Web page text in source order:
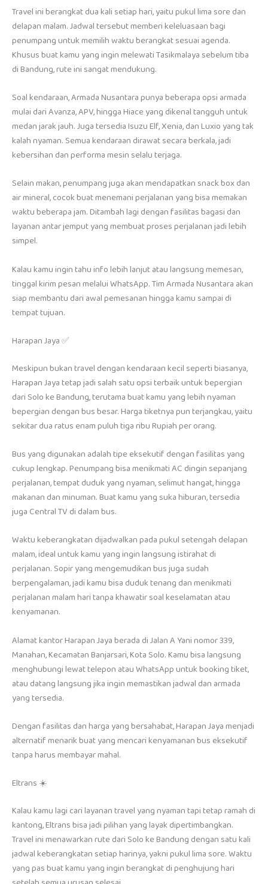
Travel ini berangkat dua kali setiap hari, yaitu pukul lima sore dan
delapan malam. Jadwal tersebut memberi keleluasaan bagi
penumpang untuk memilih waktu berangkat sesuai agenda.
Khusus buat kamu yang ingin melewati Tasikmalaya sebelum tiba
di Bandung, rute ini sangat mendukung.
Soal kendaraan, Armada Nusantara punya beberapa opsi armada
mulai dari Avanza, APV, hingga Hiace yang dikenal tangguh untuk
medan jarak jauh. Juga tersedia Isuzu Elf, Xenia, dan Luxio yang tak
kalah nyaman. Semua kendaraan dirawat secara berkala, jadi
kebersihan dan performa mesin selalu terjaga.
Selain makan, penumpang juga akan mendapatkan snack box dan
air mineral, cocok buat menemani perjalanan yang bisa memakan
waktu beberapa jam. Ditambah lagi dengan fasilitas bagasi dan
layanan antar jemput yang membuat proses perjalanan jadi lebih
simpel.
Kalau kamu ingin tahu info lebih lanjut atau langsung memesan,
tinggal kirim pesan melalui WhatsApp. Tim Armada Nusantara akan
siap membantu dari awal pemesanan hingga kamu sampai di
tempat tujuan.
Harapan Jaya ✅
Meskipun bukan travel dengan kendaraan kecil seperti biasanya,
Harapan Jaya tetap jadi salah satu opsi terbaik untuk bepergian
dari Solo ke Bandung, terutama buat kamu yang lebih nyaman
bepergian dengan bus besar. Harga tiketnya pun terjangkau, yaitu
sekitar dua ratus enam puluh tiga ribu Rupiah per orang.
Bus yang digunakan adalah tipe eksekutif dengan fasilitas yang
cukup lengkap. Penumpang bisa menikmati AC dingin sepanjang
perjalanan, tempat duduk yang nyaman, selimut hangat, hingga
makanan dan minuman. Buat kamu yang suka hiburan, tersedia
juga Central TV di dalam bus.
Waktu keberangkatan dijadwalkan pada pukul setengah delapan
malam, ideal untuk kamu yang ingin langsung istirahat di
perjalanan. Sopir yang mengemudikan bus juga sudah
berpengalaman, jadi kamu bisa duduk tenang dan menikmati
perjalanan malam hari tanpa khawatir soal keselamatan atau
kenyamanan.
Alamat kantor Harapan Jaya berada di Jalan A Yani nomor 339,
Manahan, Kecamatan Banjarsari, Kota Solo. Kamu bisa langsung
menghubungi lewat telepon atau WhatsApp untuk booking tiket,
atau datang langsung jika ingin memastikan jadwal dan armada
yang tersedia.
Dengan fasilitas dan harga yang bersahabat, Harapan Jaya menjadi
alternatif menarik buat yang mencari kenyamanan bus eksekutif
tanpa harus membayar mahal.
Eltrans ☀️
Kalau kamu lagi cari layanan travel yang nyaman tapi tetap ramah di
kantong, Eltrans bisa jadi pilihan yang layak dipertimbangkan.
Travel ini menawarkan rute dari Solo ke Bandung dengan satu kali
jadwal keberangkatan setiap harinya, yakni pukul lima sore. Waktu
yang pas buat kamu yang ingin berangkat di penghujung hari